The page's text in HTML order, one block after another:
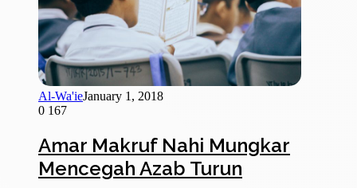
Al-Wa'ieJanuary 1, 2018
0 167
Amar Makruf Nahi Mungkar
Mencegah Azab Turun